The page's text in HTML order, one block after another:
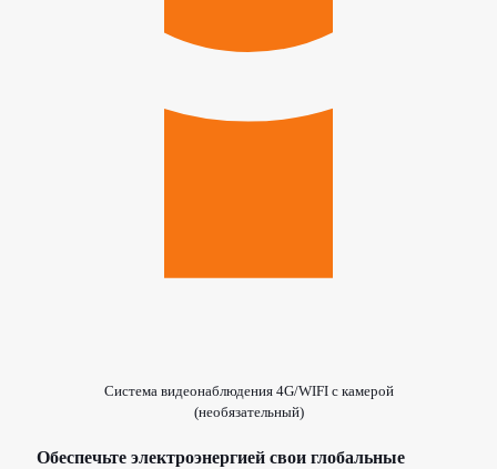
Система видеонаблюдения 4G/WIFI с камерой
(необязательный)
Обеспечьте электроэнергией свои глобальные